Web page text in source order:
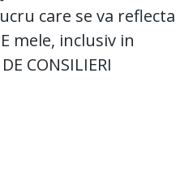
care se va reflecta
mele, inclusiv in
CONSILIERI